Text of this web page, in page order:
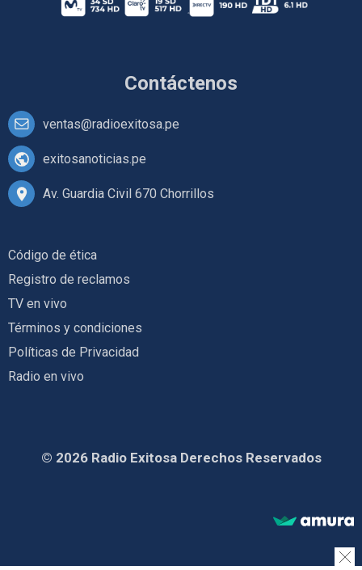
Contáctenos
ventas@radioexitosa.pe
exitosanoticias.pe
Av. Guardia Civil 670 Chorrillos
Código de ética
Registro de reclamos
TV en vivo
Términos y condiciones
Políticas de Privacidad
Radio en vivo
© 2026 Radio Exitosa Derechos Reservados